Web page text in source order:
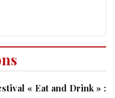
« Eat and Drink » :